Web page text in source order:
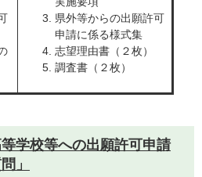
県外等からの出願許可
申請に係る様式集
志望理由書（２枚）
調査書（２枚）
学校等への出願許可申請
」